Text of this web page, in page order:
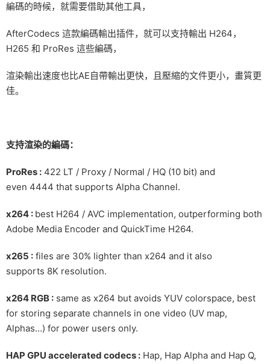
編碼的時候，就需要借助其他工具，
AfterCodecs 這款編碼輸出插件，就可以支持輸出 H264，
H265 和 ProRes 這些編碼，
渲染輸出速度也比AE自帶輸出更快，且壓縮的文件更小，畫質更
佳。
支持渲染的編碼：
ProRes : 422 LT / Proxy / Normal / HQ (10 bit) and
even 4444 that supports Alpha Channel.
x264 : best H264 / AVC implementation, outperforming both
Adobe Media Encoder and QuickTime H264.
x265 : files are 30% lighter than x264 and it also
supports 8K resolution.
x264 RGB : same as x264 but avoids YUV colorspace, best
for storing separate channels in one video (UV map,
Alphas…) for power users only.
HAP GPU accelerated codecs : Hap, Hap Alpha and Hap Q,